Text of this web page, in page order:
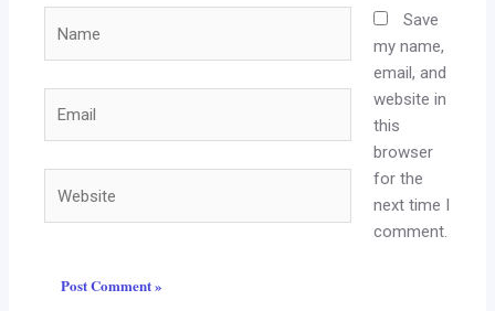
Save
my name,
email, and
website in
this
browser
for the
next time I
comment.